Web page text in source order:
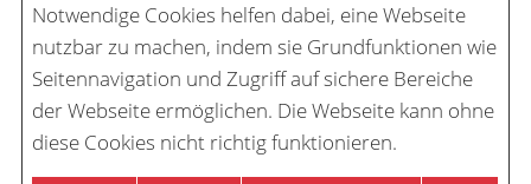
Notwendige Cookies helfen dabei, eine Webseite
nutzbar zu machen, indem sie Grundfunktionen wie
Seitennavigation und Zugriff auf sichere Bereiche
der Webseite ermöglichen. Die Webseite kann ohne
diese Cookies nicht richtig funktionieren.